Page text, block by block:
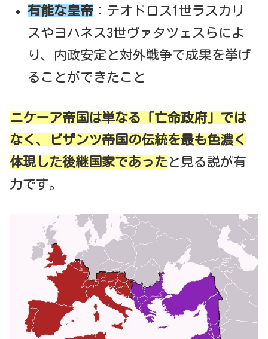
有能な皇帝 ：テオドロス1世ラスカリ
スやヨハネス3世ヴァタツェスらによ
り、内政安定と対外戦争で成果を挙げ
ることができたこと
ニケーア帝国は単なる「亡命政府」では
なく、ビザンツ帝国の伝統を最も色濃く
体現した後継国家であった と見る説が有
力です。